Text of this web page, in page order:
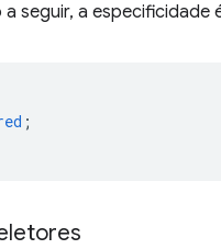
a seguir, a especificidade
;